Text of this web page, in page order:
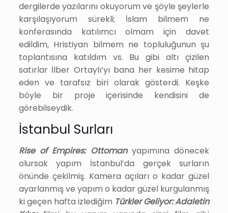
dergilerde yazılarını okuyorum ve şöyle şeylerle
karşılaşıyorum sürekli; İslam bilmem ne
konferasında katılımcı olmam için davet
edildim, Hristiyan bilmem ne topluluğunun şu
toplantısına katıldım vs. Bu gibi altı çizilen
satırlar İlber Ortaylı’yı bana her kesime hitap
eden ve tarafsız biri olarak gösterdi. Keşke
böyle bir proje içerisinde kendisini de
görebilseydik.
İstanbul Surları
Rise of Empires: Ottomanyapımına dönecek
olursak yapım İstanbul’da gerçek surların
önünde çekilmiş. Kamera açıları o kadar güzel
ayarlanmış ve yapım o kadar güzel kurgulanmış
ki geçen hafta izlediğim Türkler Geliyor: Adaletin